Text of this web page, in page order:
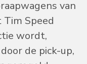
van
Speed
wordt,
de pick-up,